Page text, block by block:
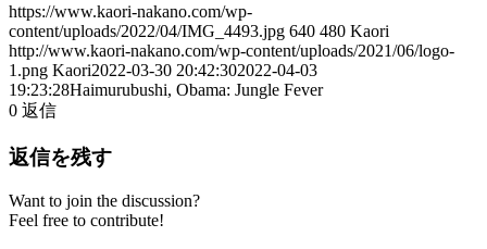
https://www.kaori-nakano.com/wp-
content/uploads/2022/04/IMG_4493.jpg 640 480 Kaori
http://www.kaori-nakano.com/wp-content/uploads/2021/06/logo-
1.png Kaori2022-03-30 20:42:302022-04-03
19:23:28Haimurubushi, Obama: Jungle Fever
0 返信
返信を残す
Want to join the discussion?
Feel free to contribute!